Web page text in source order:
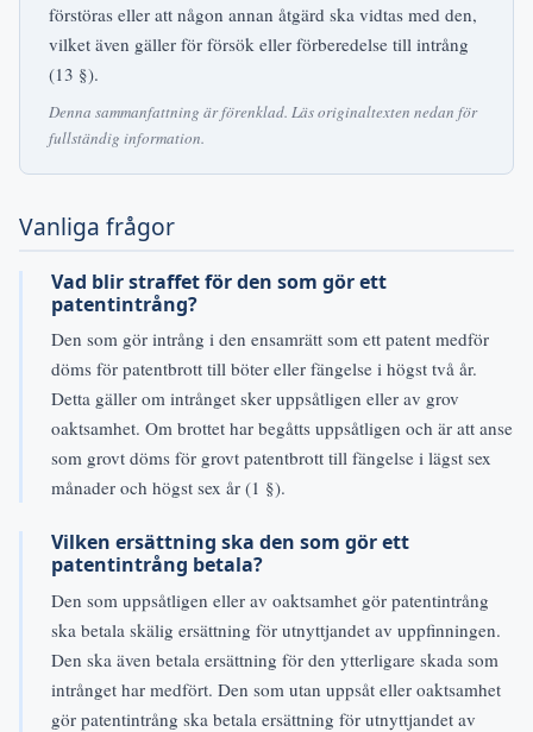
förstöras eller att någon annan åtgärd ska vidtas med den,
vilket även gäller för försök eller förberedelse till intrång
(13 §).
Denna sammanfattning är förenklad. Läs originaltexten nedan för
fullständig information.
Vanliga frågor
Vad blir straffet för den som gör ett
patentintrång?
Den som gör intrång i den ensamrätt som ett patent medför
döms för patentbrott till böter eller fängelse i högst två år.
Detta gäller om intrånget sker uppsåtligen eller av grov
oaktsamhet. Om brottet har begåtts uppsåtligen och är att anse
som grovt döms för grovt patentbrott till fängelse i lägst sex
månader och högst sex år (1 §).
Vilken ersättning ska den som gör ett
patentintrång betala?
Den som uppsåtligen eller av oaktsamhet gör patentintrång
ska betala skälig ersättning för utnyttjandet av uppfinningen.
Den ska även betala ersättning för den ytterligare skada som
intrånget har medfört. Den som utan uppsåt eller oaktsamhet
gör patentintrång ska betala ersättning för utnyttjandet av